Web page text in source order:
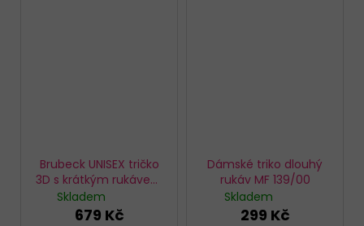
Brubeck UNISEX tričko
3D s krátkým rukávem
Multifunctional bílé
Skladem
679 Kč
Dámské triko dlouhý
rukáv MF 139/00
Skladem
299 Kč